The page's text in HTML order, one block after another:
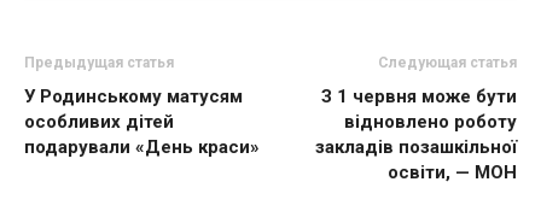
Предыдущая статья
У Родинському матусям
особливих дітей
подарували «День краси»
Следующая статья
З 1 червня може бути
відновлено роботу
закладів позашкільної
освіти, — МОН